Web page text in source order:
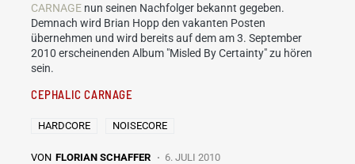
CARNAGE nun seinen Nachfolger bekannt gegeben.
Demnach wird Brian Hopp den vakanten Posten
übernehmen und wird bereits auf dem am 3. September
2010 erscheinenden Album "Misled By Certainty" zu hören
sein.
CEPHALIC CARNAGE
HARDCORE NOISECORE
VON FLORIAN SCHAFFER 6. JULI 2010